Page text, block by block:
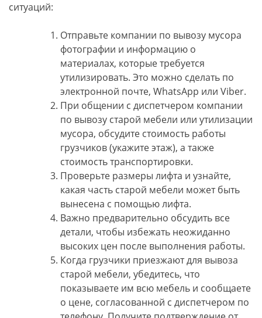
ситуаций:
Отправьте компании по вывозу мусора
фотографии и информацию о
материалах, которые требуется
утилизировать. Это можно сделать по
электронной почте, WhatsApp или Viber.
При общении с диспетчером компании
по вывозу старой мебели или утилизации
мусора, обсудите стоимость работы
грузчиков (укажите этаж), а также
стоимость транспортировки.
Проверьте размеры лифта и узнайте,
какая часть старой мебели может быть
вынесена с помощью лифта.
Важно предварительно обсудить все
детали, чтобы избежать неожиданно
высоких цен после выполнения работы.
Когда грузчики приезжают для вывоза
старой мебели, убедитесь, что
показываете им всю мебель и сообщаете
о цене, согласованной с диспетчером по